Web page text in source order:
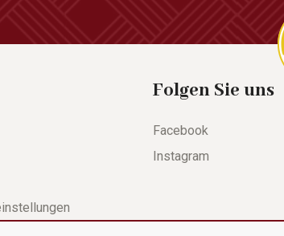
Folgen Sie uns
Facebook
Instagram